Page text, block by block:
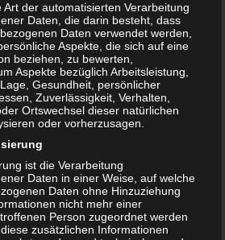
für Kinder
kommt
Rekordhaushalt 2020
nachweisbar
Kinder nicht notwendig
Art der automatisierten Verarbeitung
Daten, die darin besteht, dass
Daten verwendet werden,
Aspekte, die sich auf eine
beziehen, zu bewerten,
Aspekte bezüglich Arbeitsleistung,
Gesundheit, persönlicher
Zuverlässigkeit, Verhalten,
Ortswechsel dieser natürlichen
oder vorherzusagen.
ist die Verarbeitung
Daten in einer Weise, auf welche
Daten ohne Hinzuziehung
nicht mehr einer
Person zugeordnet werden
zusätzlichen Informationen